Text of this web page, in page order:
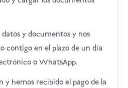
y documentos y nos
contigo en el plazo de un día
o WhatsApp.
y hemos recibido el pago de la